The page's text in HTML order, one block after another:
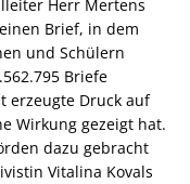
Herr Mertens
Brief, in dem
und Schülern
Briefe
erzeugte Druck auf
Wirkung gezeigt hat.
dazu gebracht
Vitalina Kovals